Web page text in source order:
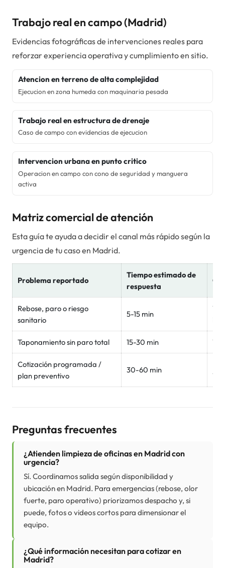
Trabajo real en campo (Madrid)
Evidencias fotográficas de intervenciones reales para
reforzar experiencia operativa y cumplimiento en sitio.
Atencion en terreno de alta complejidad
Ejecucion en zona humeda con maquinaria pesada
Trabajo real en estructura de drenaje
Caso de campo con evidencias de ejecucion
Intervencion urbana en punto critico
Operacion en campo con cono de seguridad y manguera
activa
Matriz comercial de atención
Esta guía te ayuda a decidir el canal más rápido según la
urgencia de tu caso en Madrid.
Problema reportado
Tiempo estimado de
respuesta
Rebose, paro o riesgo
sanitario
5-15 min
Taponamiento sin paro total 15-30 min
Cotización programada /
plan preventivo
30-60 min
Preguntas frecuentes
¿Atienden limpieza de oficinas en Madrid con
urgencia?
Sí. Coordinamos salida según disponibilidad y
ubicación en Madrid. Para emergencias (rebose, olor
fuerte, paro operativo) priorizamos despacho y, si
puede, fotos o videos cortos para dimensionar el
equipo.
¿Qué información necesitan para cotizar en
Madrid?